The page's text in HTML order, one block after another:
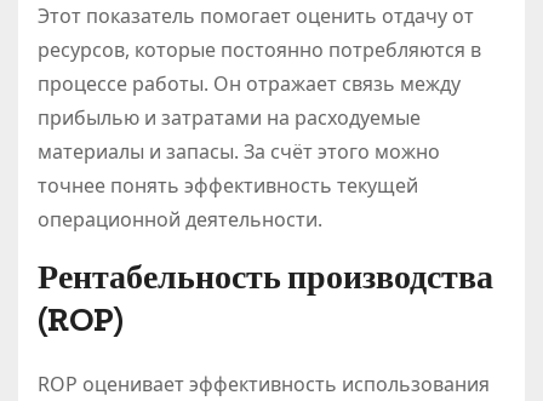
Этот показатель помогает оценить отдачу от
ресурсов, которые постоянно потребляются в
процессе работы. Он отражает связь между
прибылью и затратами на расходуемые
материалы и запасы. За счёт этого можно
точнее понять эффективность текущей
операционной деятельности.
Рентабельность производства
(ROP)
ROP оценивает эффективность использования